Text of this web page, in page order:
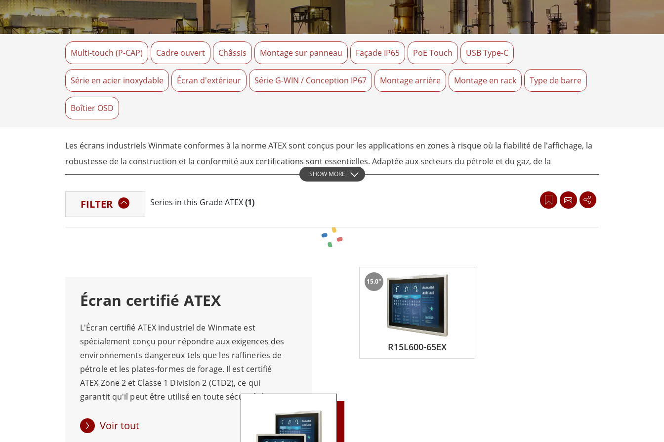
Tablettes pour ordinateurs embarqués
Passerelle radio
More
Écran pour la santé
Ordinateurs embarqués marine
More
Contrôleur robotique
robuste
Mobilité Edge AI
Contrôleur de robot
Pétrole et gaz, classe ATEX
Tablette durcie certifié ATEX
Terminaux portables robustes certifiés
ATEX
Panneau PC certifiés ATEX
More
Ordinateur IA
Mobilité Edge AI
Panneau PC Edge AI
Ordinateurs Edge AI
Acier inoxydable
Panneau PC en acier inoxydable
Afficheur en acier inoxydable
Multi-touch (P-CAP) Cadre ouvert Châssis Montage sur panneau Façade IP65 PoE Touch USB Type-C
Série en acier inoxydable Écran d'extérieur Série G-WIN / Conception IP67 Montage arrière Montage en rack Type de barre
Boîtier OSD
Les écrans industriels Winmate conformes à la norme ATEX sont conçus pour les applications en zones à risque où la fiabilité de l'affichage, la
robustesse de la construction et la conformité aux certifications sont essentielles. Adaptée aux secteurs du pétrole et du gaz, de la
pétrochimie, de la transformation chimique, de l'énergie et à d'autres environnements classés, cette gamme permet la surveillance en temps
réel des données de processus, des alarmes, de l'état des équipements et des informations de contrôle.
En fonction du modèle sélectionné et de la configuration certifiée, les solutions Winmate conformes à la norme ATEX peuvent prendre en
charge des déploiements tels que la zone ATEX 2 et la classe I, division 2. Les boîtiers étanches, les connecteurs industriels, le fonctionnement
Cette série peut s’interfacer avec des systèmes SCADA, des plateformes API, des ordinateurs industriels et des solutions de surveillance à
distance. Les équipes de projet doivent vérifier la certification, les interfaces, les limites environnementales et les exigences locales avant le
SHOW MORE
FILTER Series in this Grade ATEX(1)
Écran certifié ATEX
L'Écran certifié ATEX industriel de Winmate est
spécialement conçu pour répondre aux exigences des
environnements dangereux tels que les raffineries de
pétrole et les plates-formes de forage. Il est certifié
ATEX Zone 2 et Classe 1 Division 2 (C1D2), ce qui
garantit qu'il peut être utilisé en toute sécurité dans
des environnements de travail aussi difficiles, il est
Voir tout
R15L600-65EX
15.0"